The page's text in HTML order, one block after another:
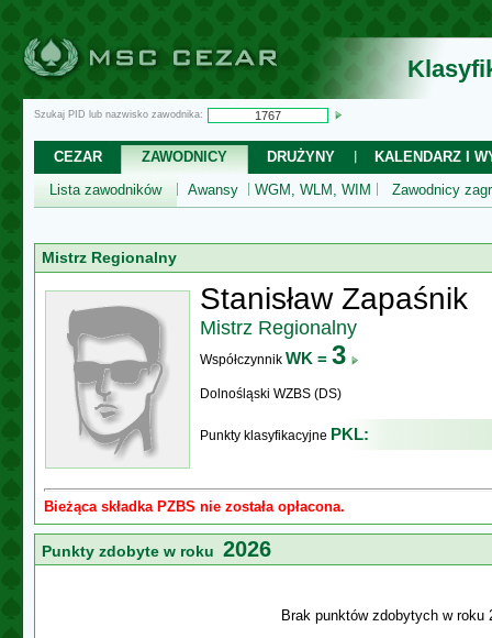
Szukaj PID lub nazwisko zawodnika:
CEZAR ZAWODNICY DRUŻYNY
KALENDARZ I
Lista zawodników
Awansy WGM, WLM, WIM Zawodnicy
Mistrz Regionalny
Stanisław Zapaśnik
Mistrz Regionalny
Współczynnik WK = 3
Dolnośląski WZBS (DS)
Punkty klasyfikacyjne PKL:
Bieżąca składka PZBS nie została opłacona.
Punkty zdobyte w roku 2026
Brak punktów zdobytych w roku